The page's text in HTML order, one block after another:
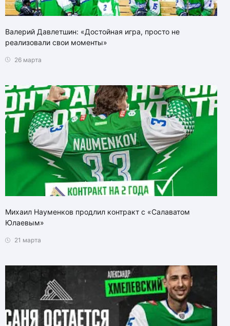
Валерий Давлетшин: «Достойная игра, просто не
реализовали свои моменты»
26 марта
Михаил Науменков продлил контракт с «Салаватом
Юлаевым»
21 марта